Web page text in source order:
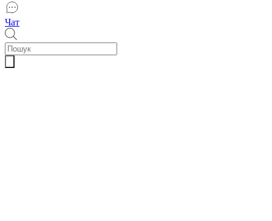
Чат
Пошук
товарів